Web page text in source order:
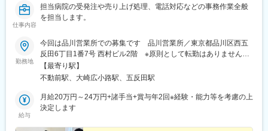
仕事内容
担当病院の受発注や売り上げ処理、電話対応などの事務作業全般
を担当します。
勤務地
今回は品川営業所での募集です 品川営業所／東京都品川区西五
反田6丁目1番7号 西村ビル2階 ※原則として転勤はありません。
☆全国拠点☆■札幌本社■札幌北営業所■北見営業所■旭川営業所■
釧路営業所■名寄営業所■帯広営業所■苫小牧営業所■岡山営業所■
【最寄り駅】
不動前駅、大崎広小路駅、五反田駅
給与
月給20万円～24万円+諸手当+賞与年2回※経験・能力等を考慮の上
決定します